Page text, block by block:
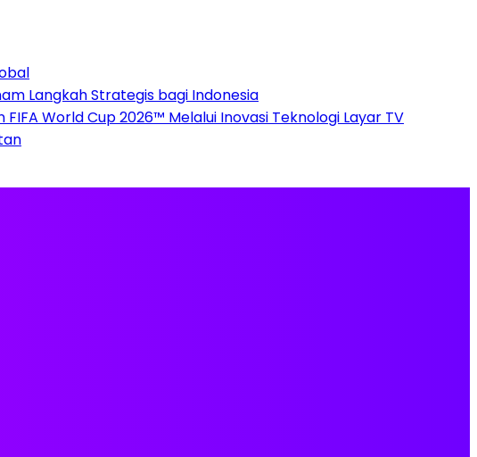
Langkah Strategis bagi Indonesia
World Cup 2026™ Melalui Inovasi Teknologi Layar TV